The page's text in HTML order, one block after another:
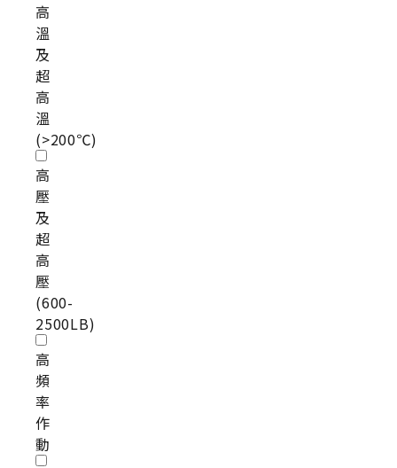
高
溫
及
超
高
溫
(>200℃)
高
壓
及
超
高
壓
(600-
2500LB)
高
頻
率
作
動